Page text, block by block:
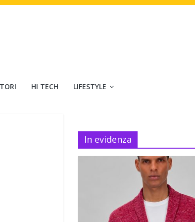
HI TECH LIFESTYLE
In evidenza